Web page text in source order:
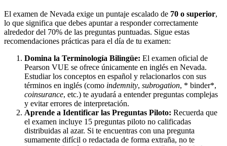
El examen de Nevada exige un puntaje escalado de 70 o superior,
lo que significa que debes apuntar a responder correctamente
alrededor del 70% de las preguntas puntuadas. Sigue estas
recomendaciones prácticas para el día de tu examen:
Domina la Terminología Bilingüe: El examen oficial de
Pearson VUE se ofrece únicamente en inglés en Nevada.
Estudiar los conceptos en español y relacionarlos con sus
términos en inglés (como indemnity, subrogation, * binder*,
coinsurance, etc.) te ayudará a entender preguntas complejas
y evitar errores de interpretación.
Aprende a Identificar las Preguntas Piloto: Recuerda que
el examen incluye 15 preguntas piloto no calificadas
distribuidas al azar. Si te encuentras con una pregunta
sumamente difícil o redactada de forma extraña, no te